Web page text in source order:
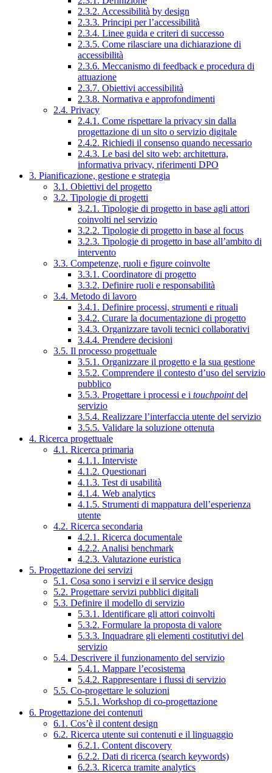
2.3.2. Accessibilità by design
2.3.3. Principi per l’accessibilità
2.3.4. Linee guida e criteri di successo
2.3.5. Come rilasciare una dichiarazione di
accessibilità
2.3.6. Meccanismo di feedback e procedura di
attuazione
2.3.7. Obiettivi accessibilità
2.3.8. Normativa e approfondimenti
2.4. Privacy
2.4.1. Come rispettare la privacy sin dalla
progettazione di un sito o servizio digitale
2.4.2. Richiedi il consenso quando necessario
2.4.3. Le basi del sito web: architettura,
informativa privacy, riferimenti DPO
3. Pianificazione, gestione e strategia
3.1. Obiettivi del progetto
3.2. Tipologie di progetti
3.2.1. Tipologie di progetto in base agli attori
coinvolti nel servizio
3.2.2. Tipologie di progetto in base al focus
3.2.3. Tipologie di progetto in base all’ambito di
intervento
3.3. Competenze, ruoli e figure coinvolte
3.3.1. Coordinatore di progetto
3.3.2. Definire ruoli e responsabilità
3.4. Metodo di lavoro
3.4.1. Definire processi, strumenti e rituali
3.4.2. Curare la documentazione di progetto
3.4.3. Organizzare tavoli tecnici collaborativi
3.4.4. Prendere decisioni
3.5. Il processo progettuale
3.5.1. Organizzare il progetto e la sua gestione
3.5.2. Comprendere il contesto d’uso del servizio
pubblico
3.5.3. Progettare i processi e i touchpointdel
servizio
3.5.4. Realizzare l’interfaccia utente del servizio
3.5.5. Validare la soluzione ottenuta
4. Ricerca progettuale
4.1. Ricerca primaria
4.1.1. Interviste
4.1.2. Questionari
4.1.3. Test di usabilità
4.1.4. Web analytics
4.1.5. Strumenti di mappatura dell’esperienza
utente
4.2. Ricerca secondaria
4.2.1. Ricerca documentale
4.2.2. Analisi benchmark
4.2.3. Valutazione euristica
5. Progettazione dei servizi
5.1. Cosa sono i servizi e il service design
5.2. Progettare servizi pubblici digitali
5.3. Definire il modello di servizio
5.3.1. Identificare gli attori coinvolti
5.3.2. Formulare la proposta di valore
5.3.3. Inquadrare gli elementi costitutivi del
servizio
5.4. Descrivere il funzionamento del servizio
5.4.1. Mappare l’ecosistema
5.4.2. Rappresentare i flussi di servizio
5.5. Co-progettare le soluzioni
5.5.1. Workshop di co-progettazione
6. Progettazione dei contenuti
6.1. Cos’è il content design
6.2. Ricerca utente sui contenuti e il linguaggio
6.2.1. Content discovery
6.2.2. Dati di ricerca (search keywords)
6.2.3. Ricerca tramite analytics